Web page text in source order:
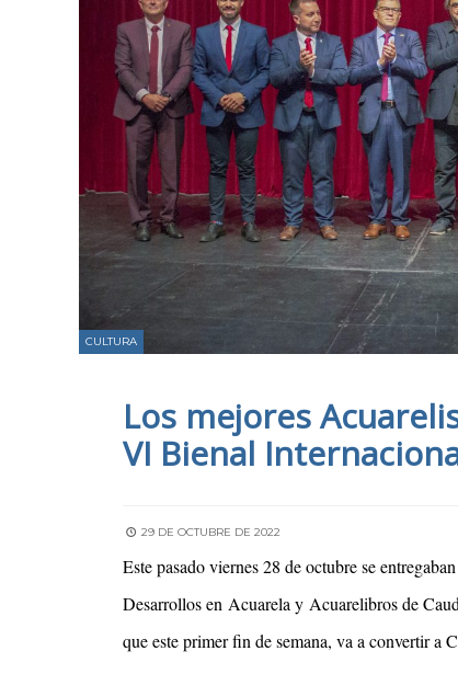
CULTURA
Los mejores
VI Bienal
29 DE OCTUBRE DE 2022
Este pasado viernes 28 de octubre se
Desarrollos en Acuarela y Acuarelibros de
que este primer fin de semana, va a convertir a